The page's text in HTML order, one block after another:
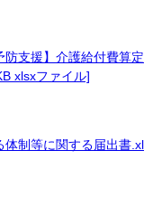
防支援】介護給付費算定
xlsxファイル]
体制等に関する届出書.xl